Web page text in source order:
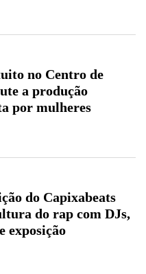
no Centro de
a produção
por mulheres
do Capixabeats
do rap com DJs,
exposição